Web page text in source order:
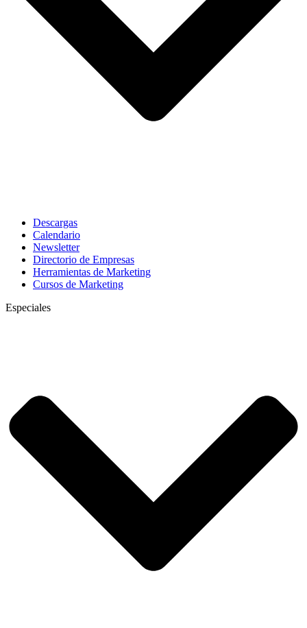
Descargas
Calendario
Newsletter
Directorio de Empresas
Herramientas de Marketing
Cursos de Marketing
Especiales